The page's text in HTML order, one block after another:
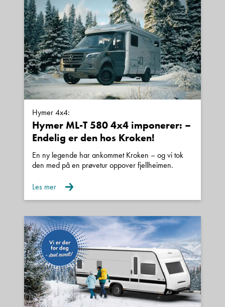
Hymer 4x4:
Hymer ML-T 580 4x4 imponerer: –
Endelig er den hos Kroken!
En ny legende har ankommet Kroken – og vi tok
den med på en prøvetur oppover fjellheimen.
Les mer